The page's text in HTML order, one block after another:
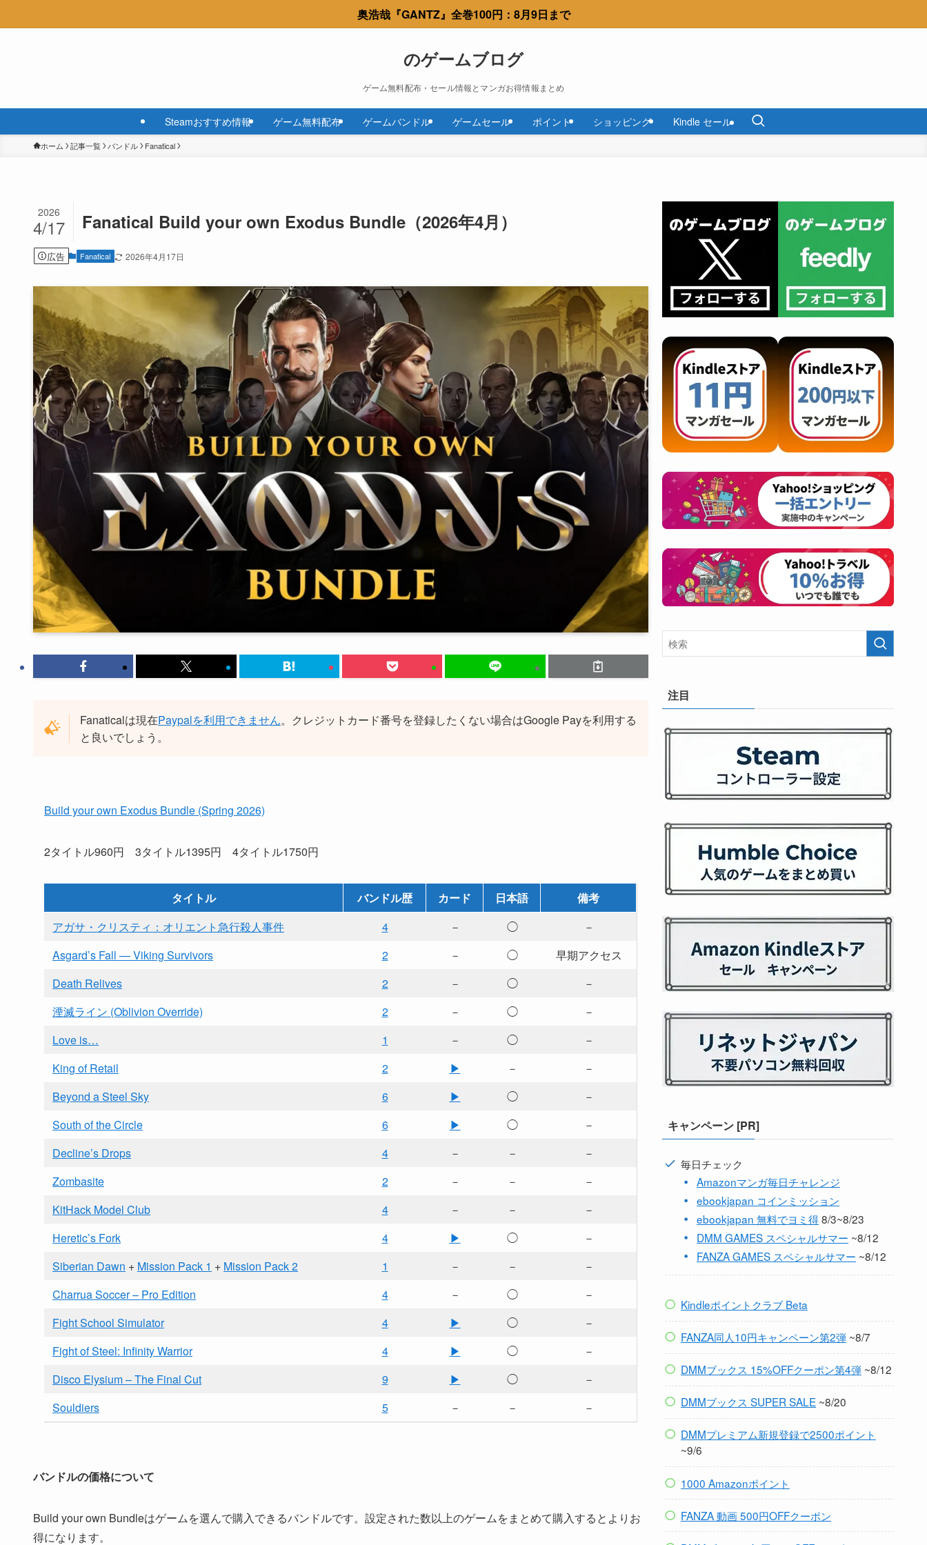
奥浩哉『GANTZ』全巻100円：8月9日まで
のゲームブログ
ゲーム無料配布・セール情報とマンガお得情報まとめ
Steamおすすめ情報 ゲーム無料配布 ゲームバンドル ゲームセール ポイント ショッピング Kindle セール
ホーム 記事一覧 バンドル Fanatical
Fanatical Build your own Exodus Bundle（2026年4月）
2026
4/17
広告 Fanatical 2026年4月17日
Fanaticalは現在Paypalを利用できません。クレジットカード番号を登録したくない場合はGoogle Payを利用する
と良いでしょう。
Build your own Exodus Bundle (Spring 2026)
2タイトル960円 3タイトル1395円 4タイトル1750円
タイトル バンドル歴 カード 日本語
備考
アガサ・クリスティ：オリエント急行殺人事件
4 － ◯
－
Asgard’s Fall — Viking Survivors
2 － ◯
早期アクセス
Death Relives
2 － ◯
－
湮滅ライン (Oblivion Override)
2 － ◯
－
Love is…
1 － ◯
－
King of Retail
2 ▶ －
－
Beyond a Steel Sky
6 ▶ ◯
－
South of the Circle
6 ▶ ◯
－
Decline’s Drops
4 － －
－
Zombasite
2 － －
－
KitHack Model Club
4 － －
－
Heretic’s Fork
4 ▶ ◯
－
Siberian Dawn + Mission Pack 1 + Mission Pack 2 1 － －
－
Charrua Soccer – Pro Edition
4 － ◯
－
Fight School Simulator
4 ▶ ◯
－
Fight of Steel: Infinity Warrior
4 ▶ ◯
－
Disco Elysium – The Final Cut
9 ▶ ◯
－
Souldiers
5 － － －
バンドルの価格について
Build your own Bundleはゲームを選んで購入できるバンドルです。設定された数以上のゲームをまとめて購入するとよりお
得になります。
注目
キャンペーン [PR]
毎日チェック
Amazonマンガ毎日チャレンジ
ebookjapan コインミッション
ebookjapan 無料でヨミ得8/3~8/23
DMM GAMES スペシャルサマー ~8/12
FANZA GAMES スペシャルサマー ~8/12
Kindleポイントクラブ Beta
FANZA同人10円キャンペーン第2弾~8/7
DMMブックス 15%OFFクーポン第4弾~8/12
DMMブックス SUPER SALE~8/20
DMMプレミアム新規登録で2500ポイント
~9/6
1000 Amazonポイント
FANZA 動画 500円OFFクーポン